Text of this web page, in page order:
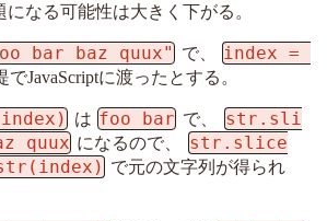
になる可能性は大きく下がる。
bar baz quux" で、
index =
JavaScriptに渡ったとする。
は foo bar で、
str.sli
quux になるので、
str.slice
で元の文字列が得られ